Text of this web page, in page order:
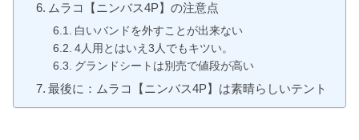
ムラコ【ニンバス4P】の注意点
白いバンドを外すことが出来ない
4人用とはいえ3人でもキツい。
グランドシートは別売で値段が高い
最後に：ムラコ【ニンバス4P】は素晴らしいテント